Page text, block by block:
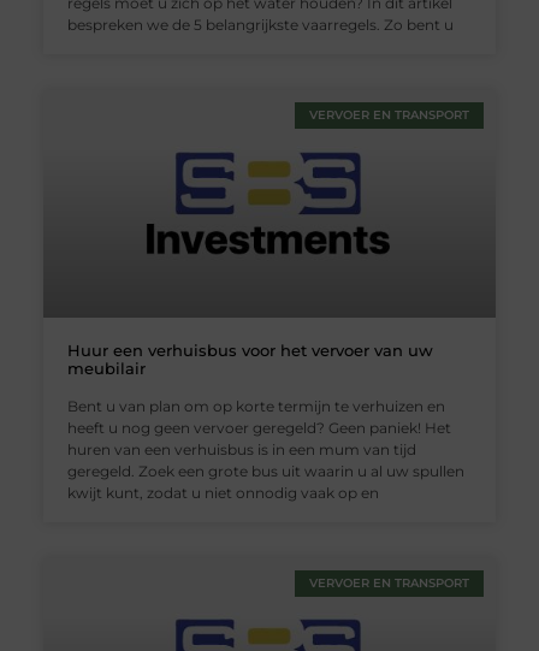
bespreken we de 5 belangrijkste vaarregels. Zo bent u
VERVOER EN TRANSPORT
Huur een verhuisbus voor het vervoer van uw
meubilair
Bent u van plan om op korte termijn te verhuizen en
heeft u nog geen vervoer geregeld? Geen paniek! Het
huren van een verhuisbus is in een mum van tijd
geregeld. Zoek een grote bus uit waarin u al uw spullen
kwijt kunt, zodat u niet onnodig vaak op en
VERVOER EN TRANSPORT